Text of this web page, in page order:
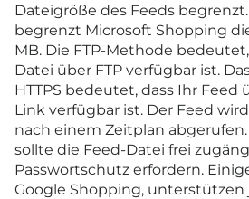
Dateigröße des Feeds
begrenzt Microsoft Shopping
MB. Die FTP-Methode
Datei über FTP verfügbar ist.
HTTPS bedeutet, dass Ihr Feed
Link verfügbar ist. Der Feed
nach einem Zeitplan
sollte die Feed-Datei frei
Passwortschutz erfordern.
Google Shopping, unterstützen